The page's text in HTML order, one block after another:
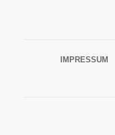
IMPRESSUM